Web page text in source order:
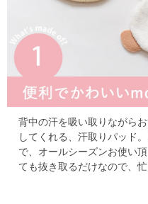
背中の汗を吸い取りながら
してくれる、汗取りパッド。
で、オールシーズンお使い頂
ても抜き取るだけなので、